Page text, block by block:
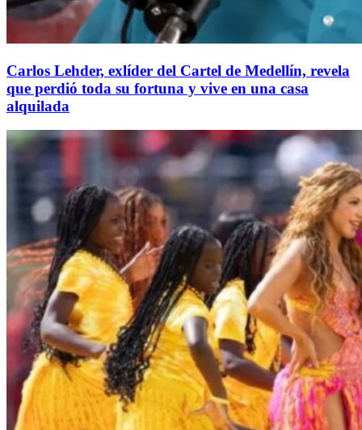
Carlos Lehder, exlíder del Cartel de Medellín, revela
que perdió toda su fortuna y vive en una casa
alquilada